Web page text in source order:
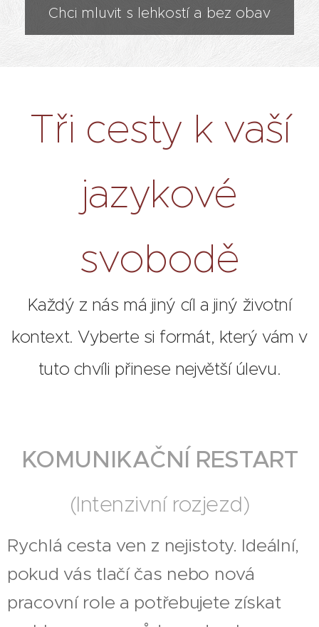
Chci mluvit s lehkostí a bez obav
Tři cesty k vaší
jazykové
svobodě
Každý z nás má jiný cíl a jiný životní
kontext. Vyberte si formát, který vám v
tuto chvíli přinese největší úlevu.
KOMUNIKAČNÍ RESTART
(Intenzivní rozjezd)
Rychlá cesta ven z nejistoty. Ideální,
pokud vás tlačí čas nebo nová
pracovní role a potřebujete získat